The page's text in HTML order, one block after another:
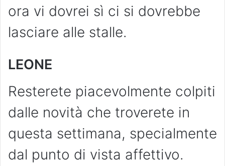
ora vi dovrei sì ci si dovrebbe
lasciare alle stalle.
LEONE
Resterete piacevolmente colpiti
dalle novità che troverete in
questa settimana, specialmente
dal punto di vista affettivo.